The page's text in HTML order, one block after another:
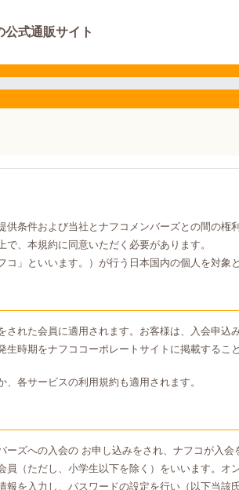
式通販サイト
条件および当社とナフコメンバーズとの間の権
、本規約に同意いただく必要があります。
」といいます。）が行う日本国内の個人を対象
れた会員に適用されます。お客様は、入会申込
時期をナフココーポレートサイトに掲載する
各サービスの利用規約も適用されます。
ズへの入会の お申し込みをされ、ナフコが入
（ただし、小学生以下を除く）をいいます。オ
報を入力し、パスワードの設定を行い（以下当